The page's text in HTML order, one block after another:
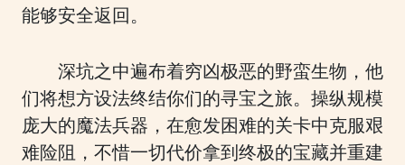
能够安全返回。
深坑之中遍布着穷凶极恶的野蛮生物，他
们将想方设法终结你们的寻宝之旅。操纵规模
庞大的魔法兵器，在愈发困难的关卡中克服艰
难险阻，不惜一切代价拿到终极的宝藏并重建